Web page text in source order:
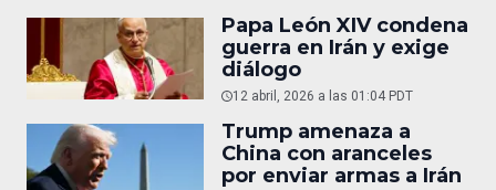
Papa León XIV condena
guerra en Irán y exige
diálogo
12 abril, 2026 a las 01:04 PDT
Trump amenaza a
China con aranceles
por enviar armas a Irán